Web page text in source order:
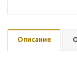
Описание